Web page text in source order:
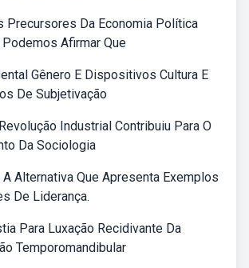
Precursores Da Economia Política
Afirmar Que
Gênero E Dispositivos Cultura E
De Subjetivação
Industrial Contribuiu Para O
Da Sociologia
Alternativa Que Apresenta Exemplos
De Liderança.
Para Luxação Recidivante Da
Temporomandibular